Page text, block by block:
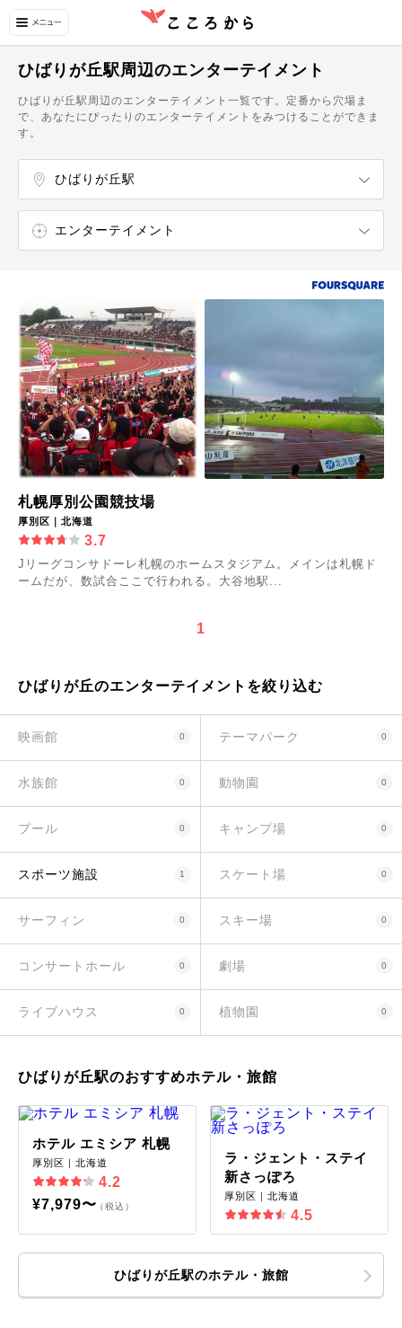
ひばりが丘駅周辺のエンターテイメント
ひばりが丘駅周辺のエンターテイメント一覧です。定番から穴場ま
で、あなたにぴったりのエンターテイメントをみつけることができま
す。
ひばりが丘駅
エンターテイメント
札幌厚別公園競技場
厚別区｜北海道
3.7
Jリーグコンサドーレ札幌のホームスタジアム。メインは札幌ド
ームだが、数試合ここで行われる。大谷地駅...
1
ひばりが丘のエンターテイメントを絞り込む
映画館 0 テーマパーク 0
水族館 0 動物園 0
プール 0 キャンプ場 0
スポーツ施設 1 スケート場 0
サーフィン 0 スキー場 0
コンサートホール 0 劇場 0
ライブハウス 0 植物園 0
ひばりが丘駅のおすすめホテル・旅館
ホテル エミシア 札幌
厚別区｜北海道
4.2
¥7,979〜（税込）
ラ・ジェント・ステイ
新さっぽろ
厚別区｜北海道
4.5
ひばりが丘駅のホテル・旅館